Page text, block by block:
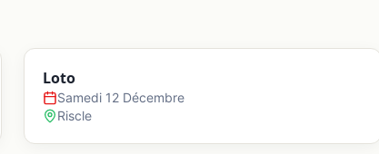
Loto
Samedi 12 Décembre
Riscle